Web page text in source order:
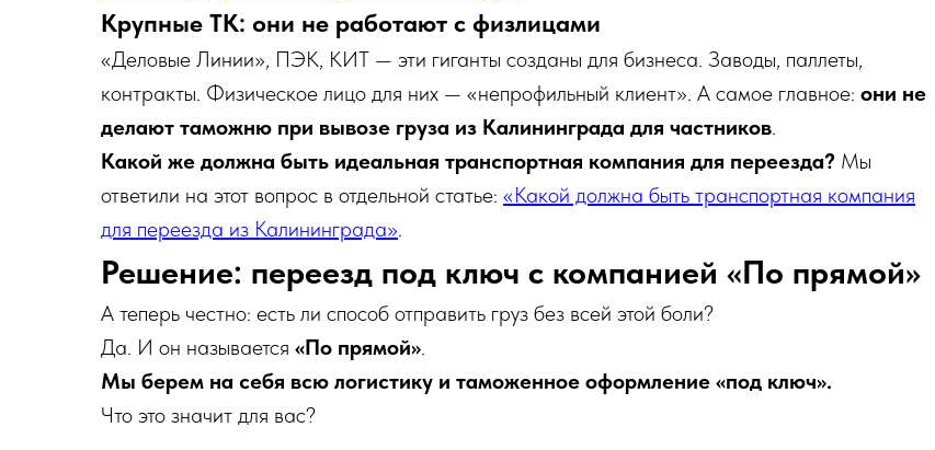
Крупные ТК: они не работают с физлицами
«Деловые Линии», ПЭК, КИТ — эти гиганты созданы для бизнеса. Заводы, паллеты,
контракты. Физическое лицо для них — «непрофильный клиент». А самое главное: они не
делают таможню при вывозе груза из Калининграда для частников.
Какой же должна быть идеальная транспортная компания для переезда? Мы
ответили на этот вопрос в отдельной статье: «Какой должна быть транспортная компания
для переезда из Калининграда».
Решение: переезд под ключ с компанией «По прямой»
А теперь честно: есть ли способ отправить груз без всей этой боли?
Да. И он называется «По прямой».
Мы берем на себя всю логистику и таможенное оформление «под ключ».
Что это значит для вас?